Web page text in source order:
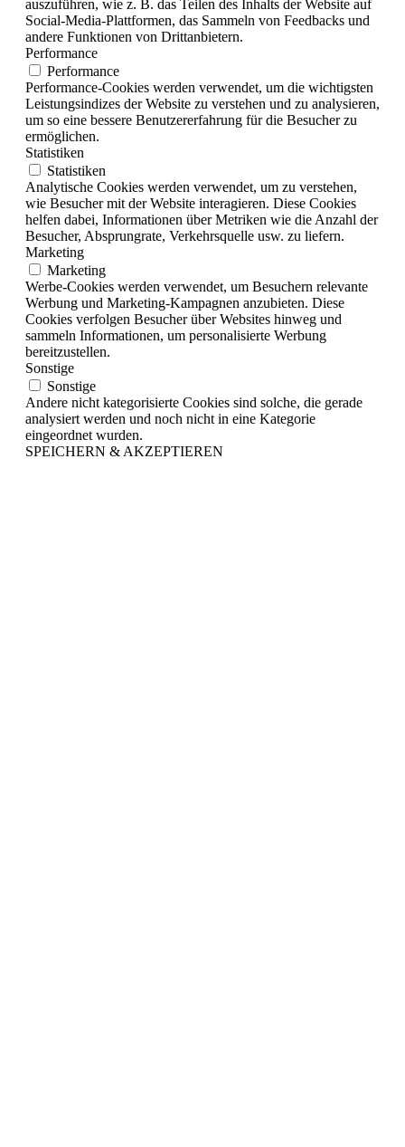
auszuführen, wie z. B. das Teilen des Inhalts der Website auf
Social-Media-Plattformen, das Sammeln von Feedbacks und
andere Funktionen von Drittanbietern.
Performance
Performance
Performance-Cookies werden verwendet, um die wichtigsten
Leistungsindizes der Website zu verstehen und zu analysieren,
um so eine bessere Benutzererfahrung für die Besucher zu
ermöglichen.
Statistiken
Statistiken
Analytische Cookies werden verwendet, um zu verstehen,
wie Besucher mit der Website interagieren. Diese Cookies
helfen dabei, Informationen über Metriken wie die Anzahl der
Besucher, Absprungrate, Verkehrsquelle usw. zu liefern.
Marketing
Marketing
Werbe-Cookies werden verwendet, um Besuchern relevante
Werbung und Marketing-Kampagnen anzubieten. Diese
Cookies verfolgen Besucher über Websites hinweg und
sammeln Informationen, um personalisierte Werbung
bereitzustellen.
Sonstige
Sonstige
Andere nicht kategorisierte Cookies sind solche, die gerade
analysiert werden und noch nicht in eine Kategorie
eingeordnet wurden.
SPEICHERN & AKZEPTIEREN